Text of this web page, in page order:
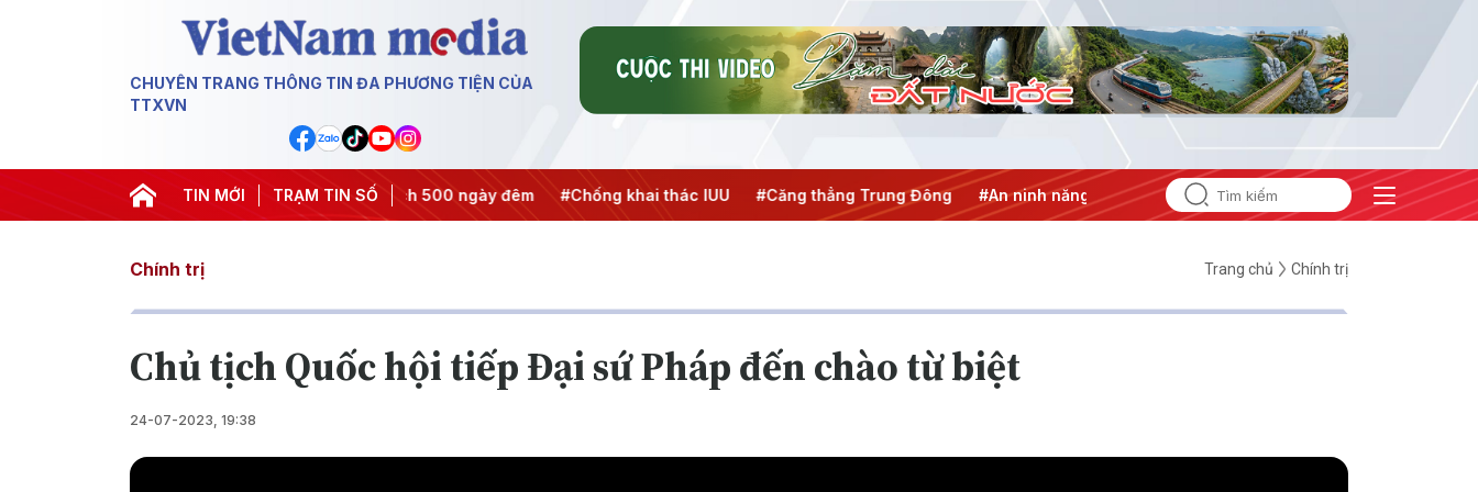
CHUYÊN TRANG THÔNG TIN ĐA PHƯƠNG TIỆN CỦA
TTXVN
TIN MỚI TRẠM TIN SỐ
quyết thành hành động #Chiến dịch 500 ngày đêm #Chống khai thác IUU #Căng thẳng Trung Đông #An ninh năng lượng #Bảo vệ nền tảng tư tưởng của Đảng
Chính trị Trang chủ Chính trị
Chủ tịch Quốc hội tiếp Đại sứ Pháp đến chào từ biệt
24-07-2023, 19:38